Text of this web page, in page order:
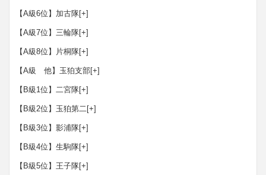
【A級6位】加古隊[+]
【A級7位】三輪隊[+]
【A級8位】片桐隊[+]
【A級 他】玉狛支部[+]
【B級1位】二宮隊[+]
【B級2位】玉狛第二[+]
【B級3位】影浦隊[+]
【B級4位】生駒隊[+]
【B級5位】王子隊[+]